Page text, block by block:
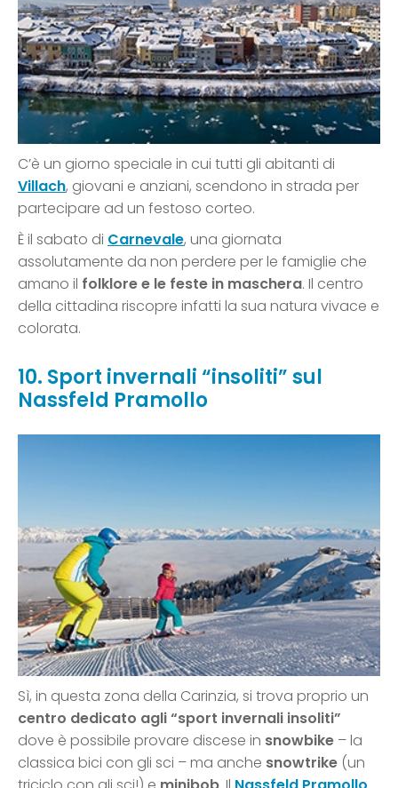
C’è un giorno speciale in cui tutti gli abitanti di
Villach, giovani e anziani, scendono in strada per
partecipare ad un festoso corteo.
È il sabato di Carnevale, una giornata
assolutamente da non perdere per le famiglie che
amano il folklore e le feste in maschera. Il centro
della cittadina riscopre infatti la sua natura vivace e
colorata.
10. Sport invernali “insoliti” sul
Nassfeld Pramollo
Sì, in questa zona della Carinzia, si trova proprio un
centro dedicato agli “sport invernali insoliti”
dove è possibile provare discese in snowbike – la
classica bici con gli sci – ma anche snowtrike (un